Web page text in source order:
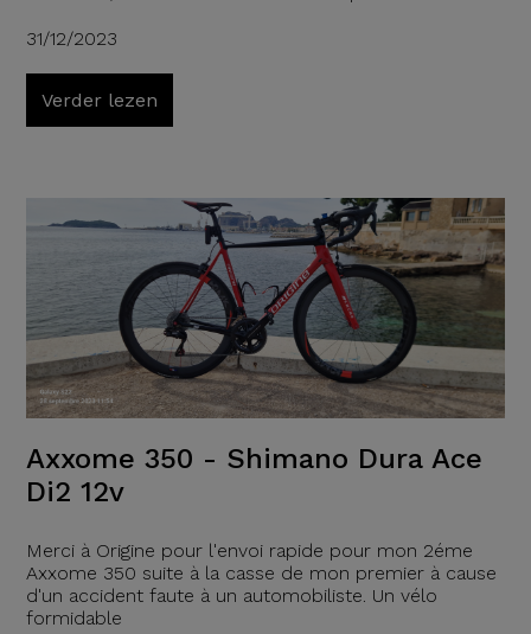
31/12/2023
Verder lezen
Axxome 350 - Shimano Dura Ace
Di2 12v
Merci à Origine pour l'envoi rapide pour mon 2éme
Axxome 350 suite à la casse de mon premier à cause
d'un accident faute à un automobiliste. Un vélo
formidable